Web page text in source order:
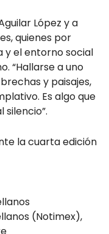
López y a
quienes por
y el entorno social
“Hallarse a uno
y paisajes,
Es algo que
la cuarta edición
(Notimex),